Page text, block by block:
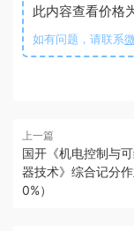
此内容查看价格
如有问题，请联系
上一篇
国开《机电控制与
器技术》综合记分
0%）